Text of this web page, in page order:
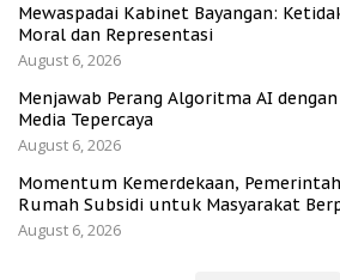
Mewaspadai Kabinet Bayangan:
Moral dan Representasi
August 6, 2026
Menjawab Perang Algoritma AI
Media Tepercaya
August 6, 2026
Momentum Kemerdekaan,
Rumah Subsidi untuk Masyarakat
August 6, 2026